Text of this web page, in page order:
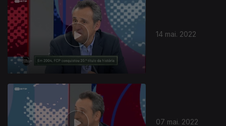
14 mai. 2022
07 mai. 2022